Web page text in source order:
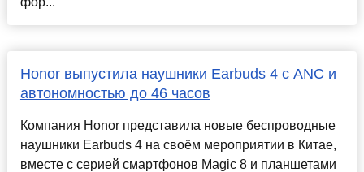
Honor выпустила наушники Earbuds 4 с ANC и
автономностью до 46 часов
Компания Honor представила новые беспроводные
наушники Earbuds 4 на своём мероприятии в Китае,
вместе с серией смартфонов Magic 8 и планшетами